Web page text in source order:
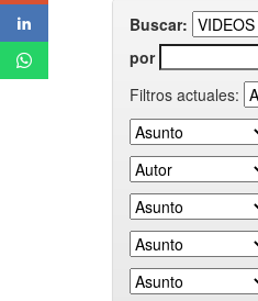
Buscar:
por
Filtros actuales: